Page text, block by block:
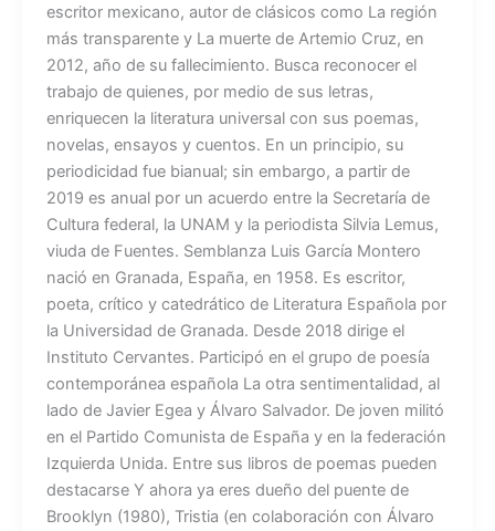
escritor mexicano, autor de clásicos como La región
más transparente y La muerte de Artemio Cruz, en
2012, año de su fallecimiento. Busca reconocer el
trabajo de quienes, por medio de sus letras,
enriquecen la literatura universal con sus poemas,
novelas, ensayos y cuentos. En un principio, su
periodicidad fue bianual; sin embargo, a partir de
2019 es anual por un acuerdo entre la Secretaría de
Cultura federal, la UNAM y la periodista Silvia Lemus,
viuda de Fuentes. Semblanza Luis García Montero
nació en Granada, España, en 1958. Es escritor,
poeta, crítico y catedrático de Literatura Española por
la Universidad de Granada. Desde 2018 dirige el
Instituto Cervantes. Participó en el grupo de poesía
contemporánea española La otra sentimentalidad, al
lado de Javier Egea y Álvaro Salvador. De joven militó
en el Partido Comunista de España y en la federación
Izquierda Unida. Entre sus libros de poemas pueden
destacarse Y ahora ya eres dueño del puente de
Brooklyn (1980), Tristia (en colaboración con Álvaro